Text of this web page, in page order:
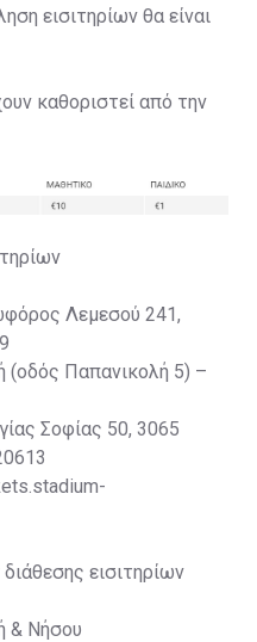
εισιτηρίων θα είναι
καθοριστεί από την
Λεμεσού 241,
(οδός Παπανικολή 5) –
Σοφίας 50, 3065
εισιτηρίων
& Νήσου